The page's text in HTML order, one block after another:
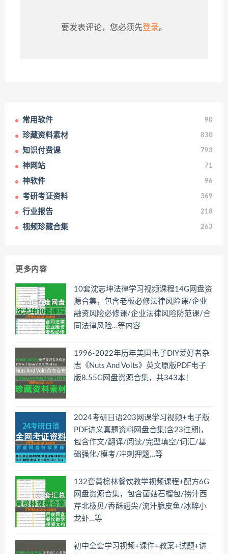
要发表评论，您必须先登录。
常用软件 90
珍藏资料素材 830
知识付费课 793
神网站 71
神软件 96
考研考证资料 369
行业报告 218
视频珍藏合集 263
更多内容
10套沈志坤法律学习视频课程14G网盘资
源合集，包含老板必修法律风险课/企业
融资风险必修课/企业法律风险防范课/合
同法律风险…等内容
1996-2022年历年美国电子DIY爱好者杂
志《Nuts And Volts》英文原版PDF电子
版8.55G网盘资源合集，共343本！
2024考研日语203网课学习视频+电子版
PDF讲义真题资料网盘合集(含23往期)，
包含作文/翻译/阅读/完型填空/词汇/基
础强化/模考/冲刺押题…等
132套黄棕林餐饮教学视频课程+配方6G
网盘资源合集，包含菌菇石榴包/捞汁西
芹北极贝/香酥翅尖/流汁脆皮鱼/冰醉小
龙虾…等
初中全套学习视频+课件+教案+试题+讲